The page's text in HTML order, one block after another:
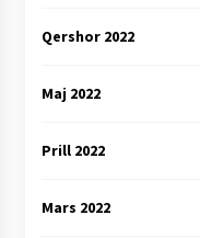
Qershor 2022
Maj 2022
Prill 2022
Mars 2022